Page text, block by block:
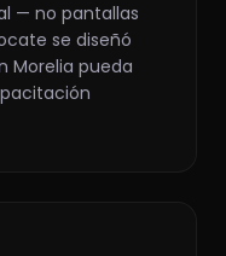
— no pantallas
se diseñó
Morelia pueda